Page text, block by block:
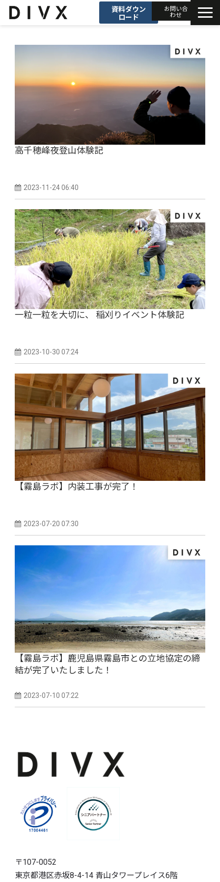
資料ダウン
ロード
お問い合
わせ
セミナー
高千穂峰夜登山体験記
2023-11-24 06:40
一粒一粒を大切に、 稲刈りイベント体験記
2023-10-30 07:24
【霧島ラボ】内装工事が完了！
2023-07-20 07:30
【霧島ラボ】鹿児島県霧島市との立地協定の締
結が完了いたしました！
2023-07-10 07:22
〒107-0052
東京都港区赤坂8-4-14 青山タワープレイス6階